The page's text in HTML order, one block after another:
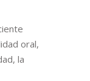
oral,
la